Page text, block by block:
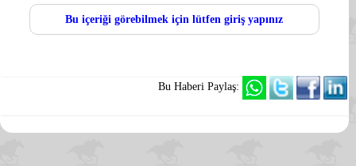
Bu içeriği görebilmek için lütfen giriş yapınız
Bu Haberi Paylaş: